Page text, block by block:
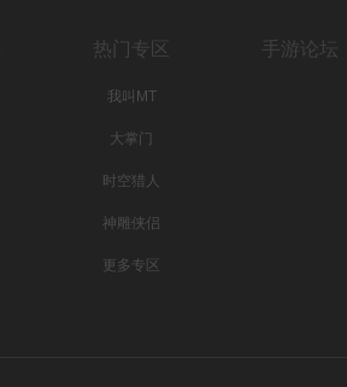
热门专区
我叫MT
大掌门
时空猎人
神雕侠侣
更多专区
手游论坛